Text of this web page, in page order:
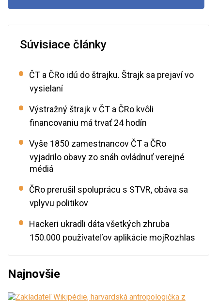
Súvisiace články
ČT a ČRo idú do štrajku. Štrajk sa prejaví vo
vysielaní
Výstražný štrajk v ČT a ČRo kvôli
financovaniu má trvať 24 hodín
Vyše 1850 zamestnancov ČT a ČRo
vyjadrilo obavy zo snáh ovládnuť verejné
médiá
ČRo prerušil spoluprácu s STVR, obáva sa
vplyvu politikov
Hackeri ukradli dáta všetkých zhruba
150.000 používateľov aplikácie mojRozhlas
Najnovšie